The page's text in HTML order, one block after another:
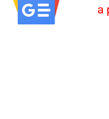
a